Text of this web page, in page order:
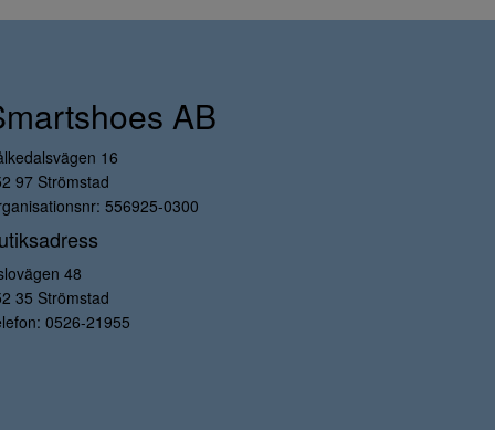
AB
16
97 Strömstad
556925-0300
48
35 Strömstad
0526-21955